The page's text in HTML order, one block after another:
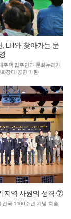
, LH와 '찾아가는 문
주택 입주민과 문화누리카
장터·공연 마련
지역 사원의 성격 ⑦
건국 1100주년 기념 학술